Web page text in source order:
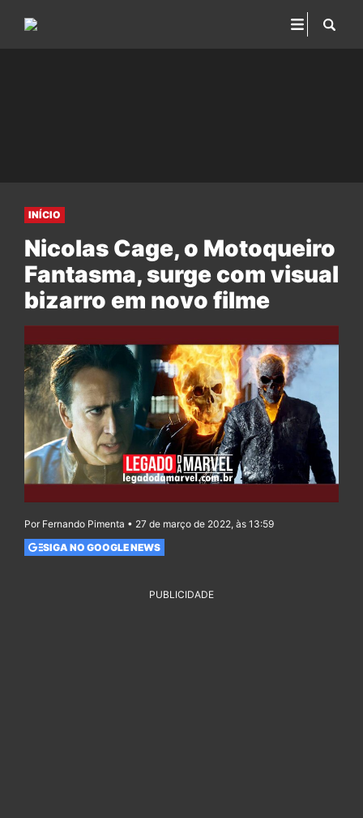
INÍCIO
Nicolas Cage, o Motoqueiro
Fantasma, surge com visual
bizarro em novo filme
Por Fernando Pimenta • 27 de março de 2022, às 13:59
SIGA NO GOOGLE NEWS
PUBLICIDADE